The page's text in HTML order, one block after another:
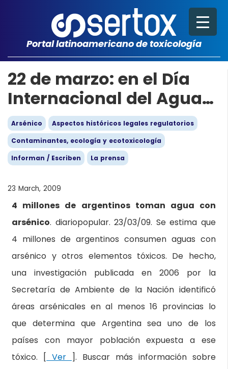
Portal latinoamericano de toxicología
22 de marzo: en el Día
Internacional del Agua…
Arsénico
Aspectos históricos legales regulatorios
Contaminantes, ecología y ecotoxicología
Informan / Escriben
La prensa
23 March, 2009
4 millones de argentinos toman agua con
arsénico. diariopopular. 23/03/09. Se estima que
4 millones de argentinos consumen aguas con
arsénico y otros elementos tóxicos. De hecho,
una investigación publicada en 2006 por la
Secretaría de Ambiente de la Nación identificó
áreas arsénicales en al menos 16 provincias lo
que determina que Argentina sea uno de los
países con mayor población expuesta a ese
tóxico. [ Ver ]. Buscar más información sobre